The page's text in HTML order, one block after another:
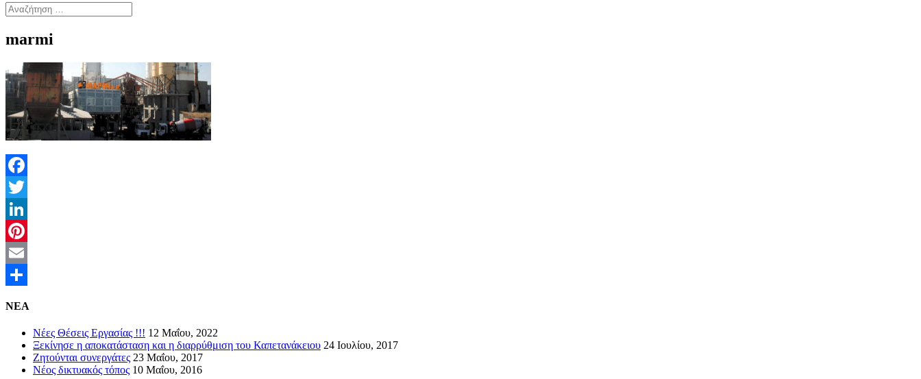
marmi
Facebook
Twitter
LinkedIn
Pinterest
Email
NEA
Νέες Θέσεις Εργασίας !!! 12 Μαΐου, 2022
Ξεκίνησε η αποκατάσταση και η διαρρύθμιση του Καπετανάκειου 24 Ιουλίου, 2017
Ζητούνται συνεργάτες 23 Μαΐου, 2017
Νέος δικτυακός τόπος 10 Μαΐου, 2016